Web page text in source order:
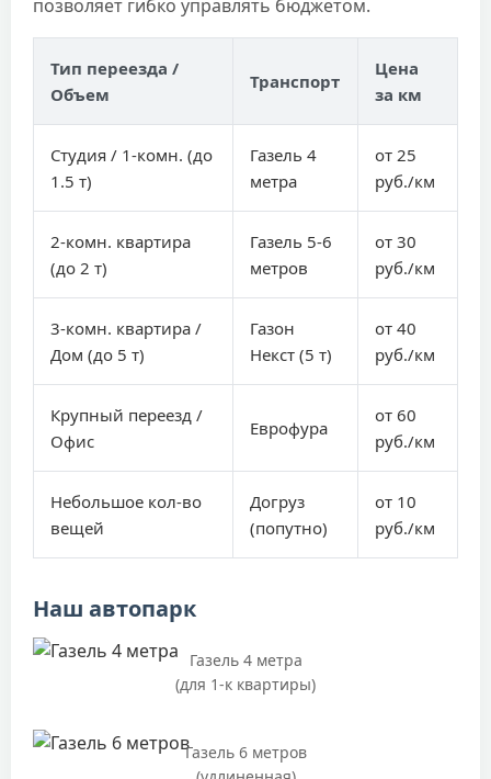
позволяет гибко управлять бюджетом.
Тип переезда /
Объем
Транспорт
Цена
за км
Студия / 1-комн. (до
1.5 т)
Газель 4
метра
от 25
руб./км
2-комн. квартира
(до 2 т)
Газель 5-6
метров
от 30
руб./км
3-комн. квартира /
Дом (до 5 т)
Газон
Некст (5 т)
от 40
руб./км
Крупный переезд /
Офис
Еврофура
от 60
руб./км
Небольшое кол-во
вещей
Догруз
(попутно)
от 10
руб./км
Наш автопарк
Газель 4 метра
(для 1-к квартиры)
Газель 6 метров